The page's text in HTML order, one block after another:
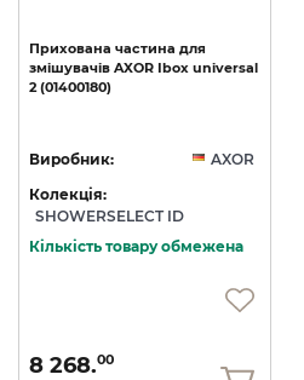
Прихована частина для
змішувачів AXOR Ibox universal
2 (01400180)
Виробник:
AXOR
Колекція:
SHOWERSELECT ID
Кількість товару обмежена
8 268.00